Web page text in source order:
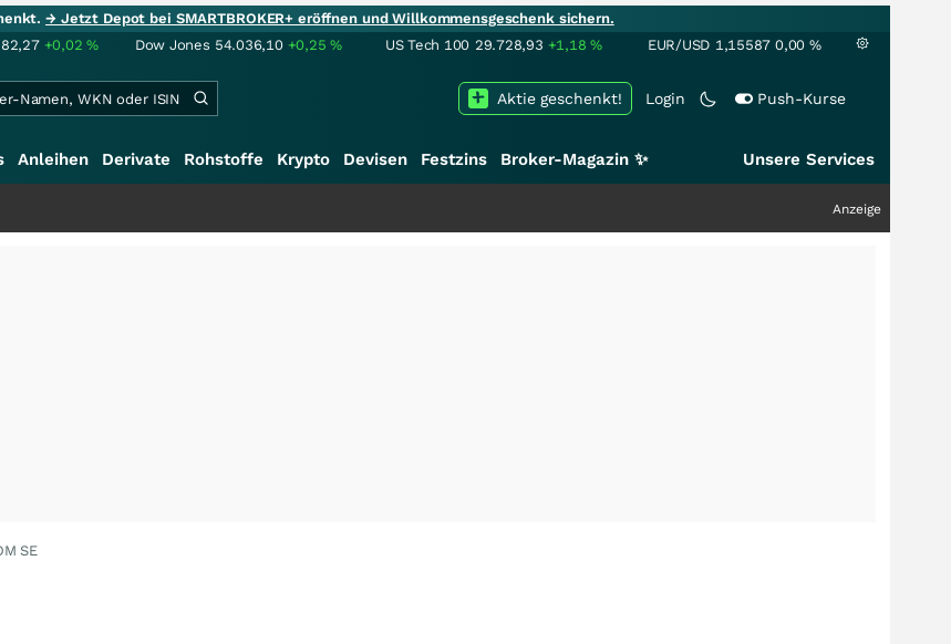
→ Jetzt Depot bei SMARTBROKER+ eröffnen und Willkommensgeschenk sichern.
82,27 +0,02% Dow Jones 54.036,10 +0,25% US Tech 100 29.728,93 +1,18% EUR/USD 1,15587 0,00 %
Login Push-Kurse
Aktie geschenkt!
Anleihen Derivate Rohstoffe Krypto Devisen Festzins Broker-Magazin ✨ Unsere Services
Anzeige
SE